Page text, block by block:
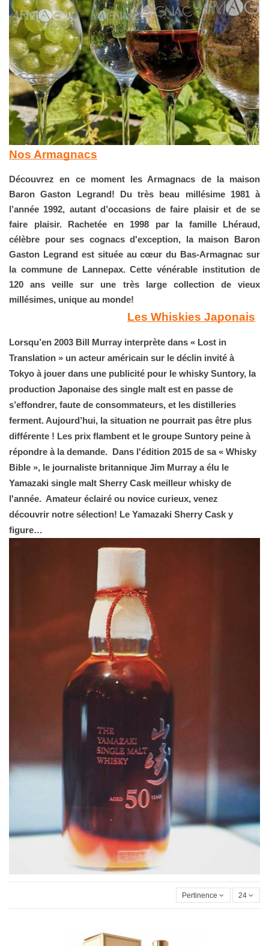
Nos Armagnacs
Découvrez en ce moment les Armagnacs de la maison
Baron Gaston Legrand! Du très beau millésime 1981 à
l’année 1992, autant d’occasions de faire plaisir et de se
faire plaisir. Rachetée en 1998 par la famille Lhéraud,
célèbre pour ses cognacs d'exception, la maison Baron
Gaston Legrand est située au cœur du Bas-Armagnac sur
la commune de Lannepax. Cette vénérable institution de
120 ans veille sur une très large collection de vieux
millésimes, unique au monde!
Les Whiskies Japonais
Lorsqu’en 2003 Bill Murray interprète dans « Lost in
Translation » un acteur américain sur le déclin invité à
Tokyo à jouer dans une publicité pour le whisky Suntory, la
production Japonaise des single malt est en passe de
s’effondrer, faute de consommateurs, et les distilleries
ferment. Aujourd’hui, la situation ne pourrait pas être plus
différente ! Les prix flambent et le groupe Suntory peine à
répondre à la demande.  Dans l'édition 2015 de sa « Whisky
Bible », le journaliste britannique Jim Murray a élu le
Yamazaki single malt Sherry Cask meilleur whisky de
l'année.  Amateur éclairé ou novice curieux, venez
découvrir notre sélection! Le Yamazaki Sherry Cask y
figure…
Pertinence 24